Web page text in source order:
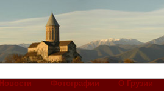
Новости Фотографии О Грузии